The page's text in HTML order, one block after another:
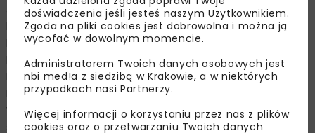
Jedną z bardzo ciekawych realizacji była wymiana płyt
betonowych na lotnisku w Gdańsku. Naszym zadaniem
było obcięcie i wykucie starych, zniszczonych płyt
betonowych, a następnie ułożenie zbrojenia i mieszanki
betonowej według naszej autorskiej receptury BTR01.
Na koniec odtwarzaliśmy szczeliny dylatacyjne.
Wszystko odbywało się na stanowisku postojowym dla
samolotów. Ten zakres prac rozpoczęliśmy o godzinie 7,
doświadczenia jeśli jesteś naszym Użytkownikiem.
Zgoda na pliki cookies jest dobrowolna i można ją
wycofać w dowolnym momencie.
Administratorem Twoich danych osobowych jest
nbi med!a z siedzibą w Krakowie, a w niektórych
przypadkach nasi Partnerzy.
Więcej informacji o korzystaniu przez nas z plików
cookies oraz o przetwarzaniu Twoich danych